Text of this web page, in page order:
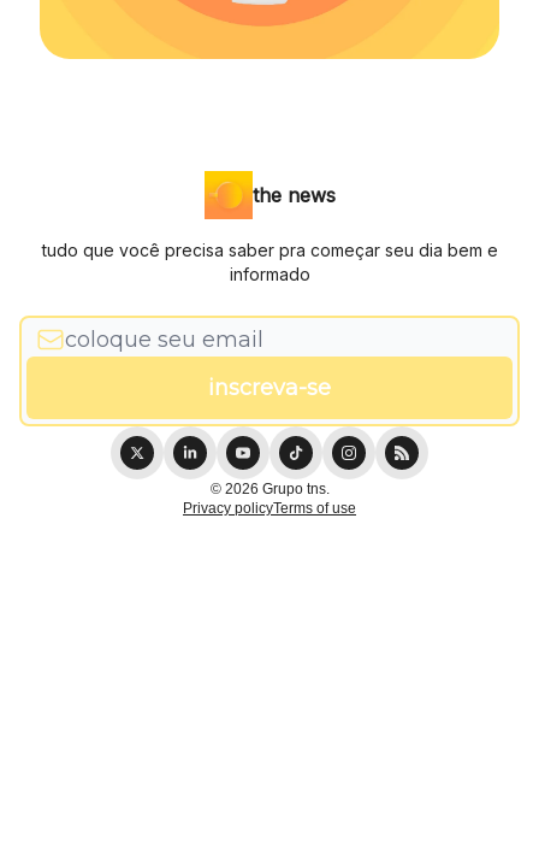
the news
tudo que você precisa saber pra começar seu dia bem e
informado
© 2026 Grupo tns.
Privacy policyTerms of use